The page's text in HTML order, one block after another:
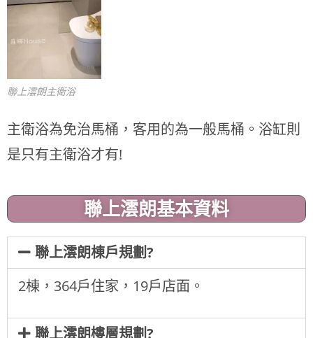
聯上澐朗主衛浴
主衛浴為免治馬桶，客用的為一般馬桶。浴缸則
是只有主衛浴才有!
聯上澐朗基本資料
聯上澐朗棟戶規劃?
2棟，364戶住家，19戶店面。
聯上澐朗樓層規劃?